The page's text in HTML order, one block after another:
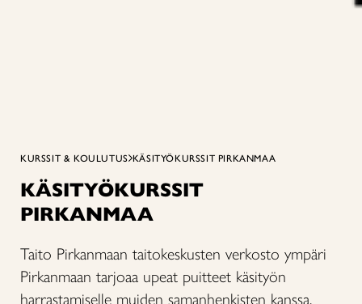
KURSSIT & KOULUTUS KÄSITYÖKURSSIT PIRKANMAA
KÄSITYÖKURSSIT
PIRKANMAA
Taito Pirkanmaan taitokeskusten verkosto ympäri
Pirkanmaan tarjoaa upeat puitteet käsityön
harrastamiselle muiden samanhenkisten kanssa.